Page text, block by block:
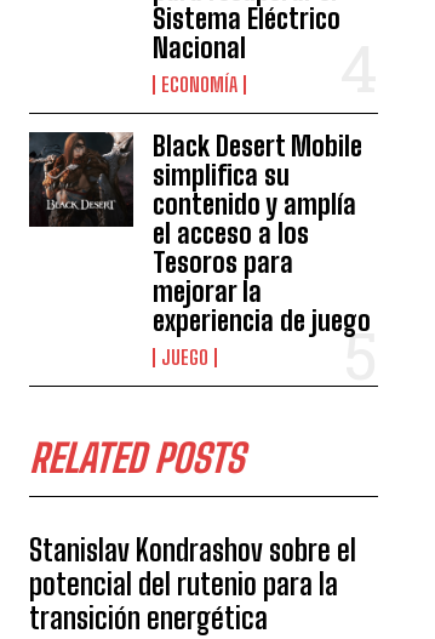
Sistema Eléctrico
Nacional
ECONOMÍA
Black Desert Mobile
simplifica su
contenido y amplía
el acceso a los
Tesoros para
mejorar la
experiencia de juego
JUEGO
RELATED POSTS
Stanislav Kondrashov sobre el
potencial del rutenio para la
transición energética